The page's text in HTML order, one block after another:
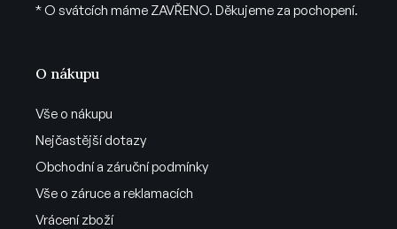
O nákupu
Vše o nákupu
Nejčastější dotazy
Obchodní a záruční podmínky
Vše o záruce a reklamacích
Vrácení zboží
* O svátcích máme ZAVŘENO. Děkujeme za pochopení.